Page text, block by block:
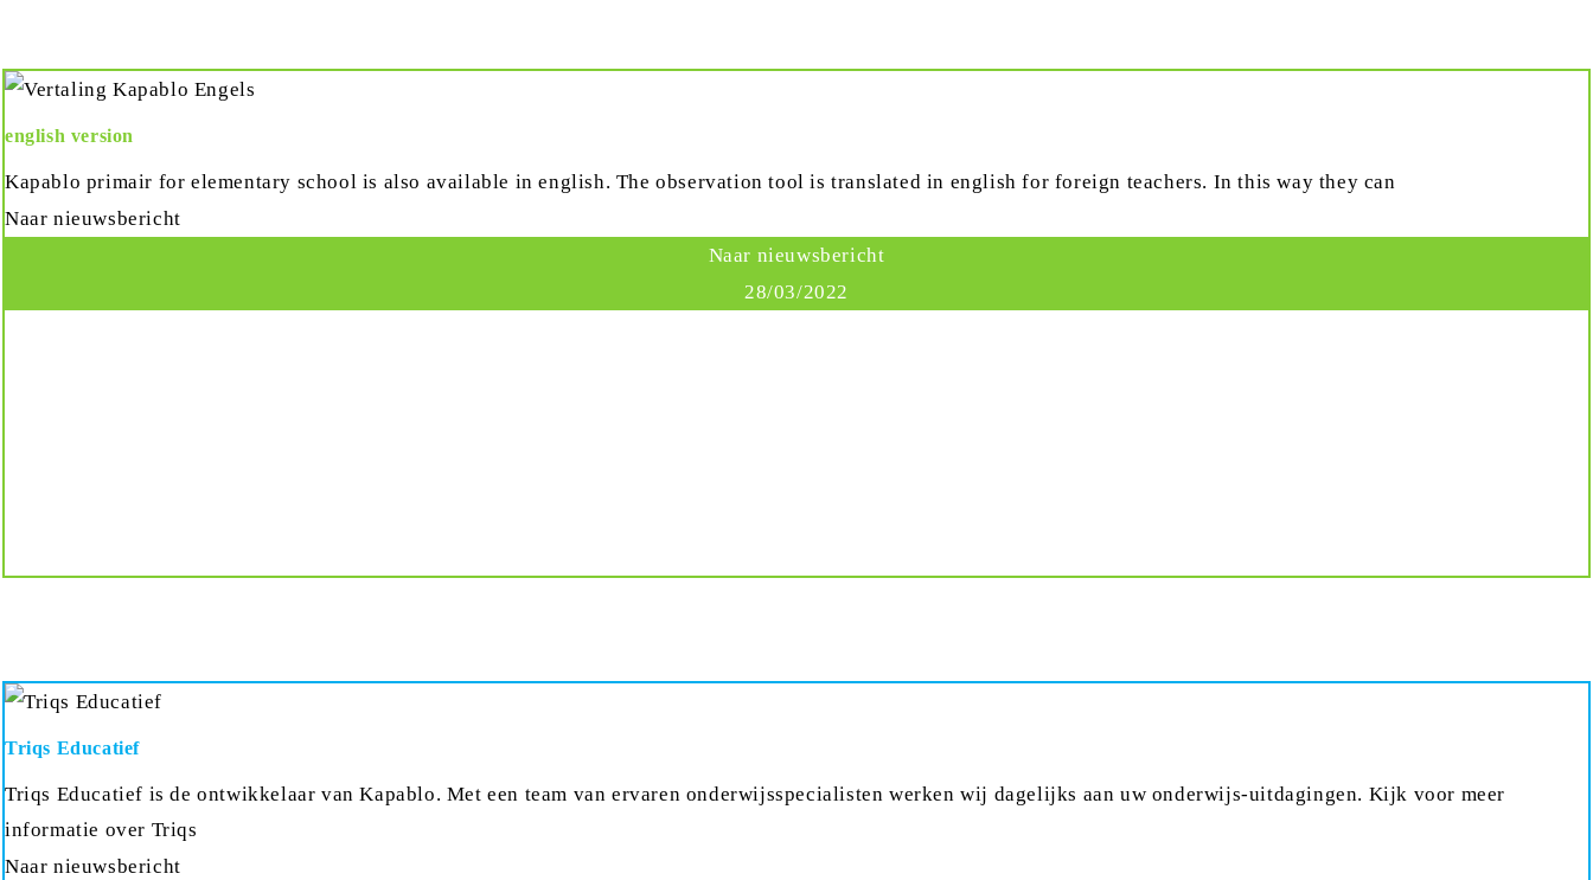
english version
Kapablo primair for elementary school is also available in english. The observation tool is translated in english for foreign teachers. In this way they can
Naar nieuwsbericht
Naar nieuwsbericht
28/03/2022
Triqs Educatief
Triqs Educatief is de ontwikkelaar van Kapablo. Met een team van ervaren onderwijsspecialisten werken wij dagelijks aan uw onderwijs-uitdagingen. Kijk voor meer
informatie over Triqs
Naar nieuwsbericht